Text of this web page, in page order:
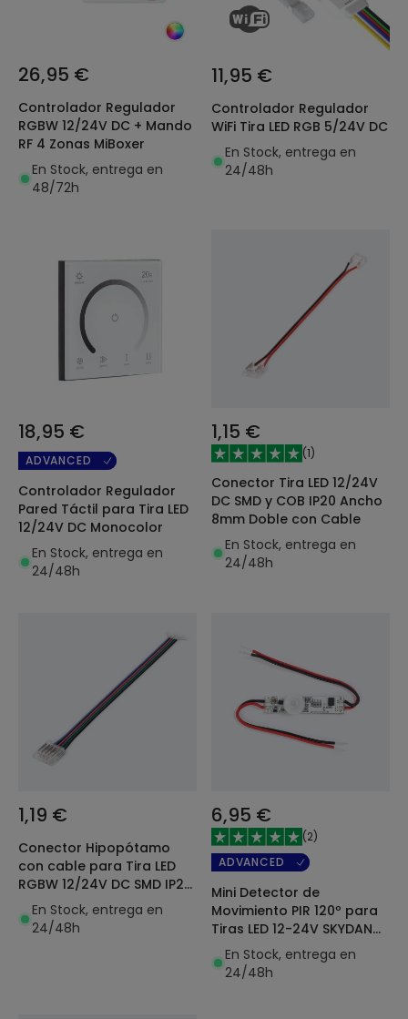
26,95 €
Controlador Regulador
RGBW 12/24V DC + Mando
RF 4 Zonas MiBoxer
En Stock, entrega en
48/72h
11,95 €
Controlador Regulador
WiFi Tira LED RGB 5/24V DC
En Stock, entrega en
24/48h
18,95 €
ADVANCED
Controlador Regulador
Pared Táctil para Tira LED
12/24V DC Monocolor
En Stock, entrega en
24/48h
1,15 €
(1)
Conector Tira LED 12/24V
DC SMD y COB IP20 Ancho
8mm Doble con Cable
En Stock, entrega en
24/48h
1,19 €
Conector Hipopótamo
con cable para Tira LED
RGBW 12/24V DC SMD IP20
Ancho 12mm
En Stock, entrega en
24/48h
6,95 €
(2)
ADVANCED
Mini Detector de
Movimiento PIR 120º para
Tiras LED 12-24V SKYDANCE
E1-REn Stock, entrega en
24/48h